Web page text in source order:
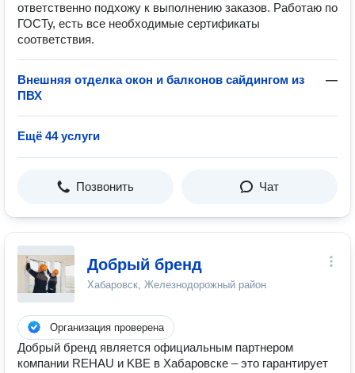
ответственно подхожу к выполнению заказов. Работаю по
ГОСТу, есть все необходимые сертификаты
соответствия.
Внешняя отделка окон и балконов сайдингом из
ПВХ
—
Ещё 44 услуги
Позвонить Чат
Добрый бренд
Хабаровск, Железнодорожный район
Организация проверена
Добрый бренд является официальным партнером
компании REHAU и KBE в Хабаровске – это гарантирует